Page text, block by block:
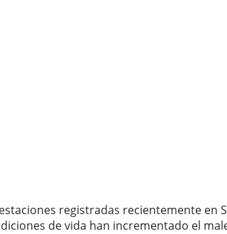
registradas recientemente en
de vida han incrementado el